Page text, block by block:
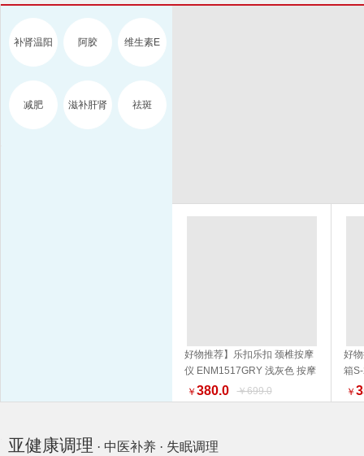
补肾温阳 阿胶 维生素E
减肥 滋补肝肾 祛斑
好物推荐】乐扣乐扣 颈椎按摩
仪 ENM1517GRY 浅灰色 按摩
器 品质生活 健康生活家居
￥ 380.0 ￥699.0
好
箱
外
￥
亚健康调理 · 中医补养 · 失眠调理